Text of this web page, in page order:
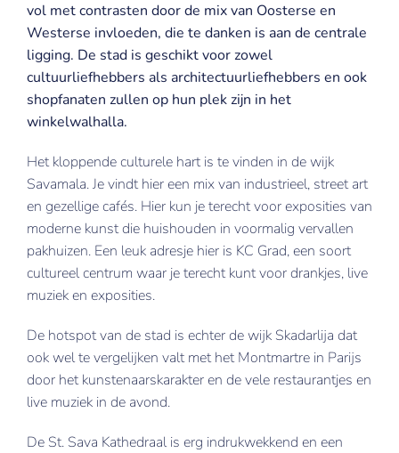
Uniglobe ervaringsverhalen & blogs
Contact
English
Kopenhagen
Krakau
Londen
Madrid
Marrakech
New York
Nice
vol met contrasten door de mix van Oosterse en
Westerse invloeden, die te danken is aan de centrale
ligging. De stad is geschikt voor zowel
cultuurliefhebbers als architectuurliefhebbers en ook
shopfanaten zullen op hun plek zijn in het
winkelwalhalla.
Het kloppende culturele hart is te vinden in de wijk
Savamala. Je vindt hier een mix van industrieel, street art
en gezellige cafés. Hier kun je terecht voor exposities van
moderne kunst die huishouden in voormalig vervallen
pakhuizen. Een leuk adresje hier is KC Grad, een soort
cultureel centrum waar je terecht kunt voor drankjes, live
muziek en exposities.
De hotspot van de stad is echter de wijk Skadarlija dat
ook wel te vergelijken valt met het Montmartre in Parijs
door het kunstenaarskarakter en de vele restaurantjes en
live muziek in de avond.
De St. Sava Kathedraal is erg indrukwekkend en een